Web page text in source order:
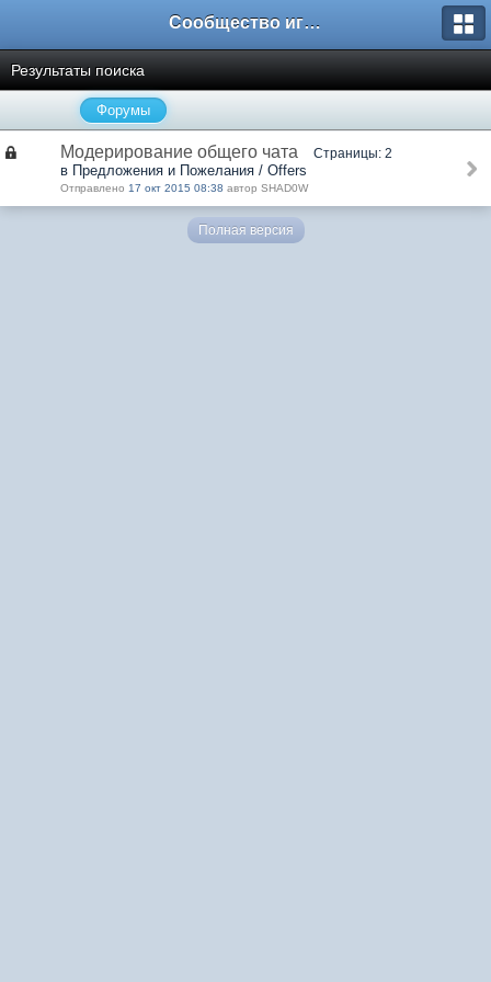
Сообщество игроков L2BesT.Org
Результаты поиска
Форумы
Модерирование общего чата Страницы: 2
в Предложения и Пожелания / Offers
Отправлено 17 окт 2015 08:38 автор SHAD0W
Полная версия